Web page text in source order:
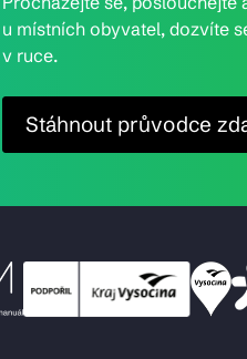
u místních obyvatel, dozvíte
v ruce.
Stáhnout průvodce